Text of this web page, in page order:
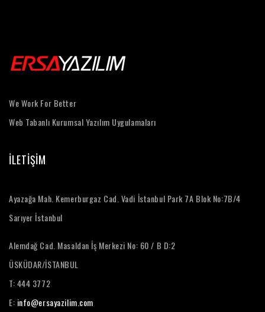
We Work For Better
Web Tabanlı Kurumsal Yazılım Uygulamaları
İLETİŞİM
Ayazağa Mah. Kemerburgaz Cad. Vadi İstanbul Park 7A Blok No:7B/4
Sarıyer İstanbul
Alemdağ Cad. Masaldan İş Merkezi No: 60 / B D:2
ÜSKÜDAR/İSTANBUL
T: 444 3772
E: info@ersayazilim.com